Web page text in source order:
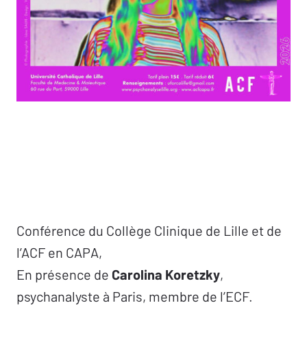
Conférence du Collège Clinique de Lille et de
l’ACF en CAPA,
En présence de Carolina Koretzky,
psychanalyste à Paris, membre de l’ECF.